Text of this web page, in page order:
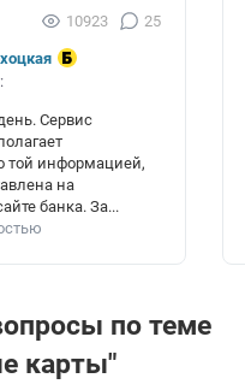
10923 25
Сервис
той информацией,
на
банка. За...
по теме
карты"